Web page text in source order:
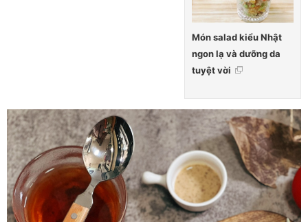
Món salad kiểu Nhật
ngon lạ và dưỡng da
tuyệt vời